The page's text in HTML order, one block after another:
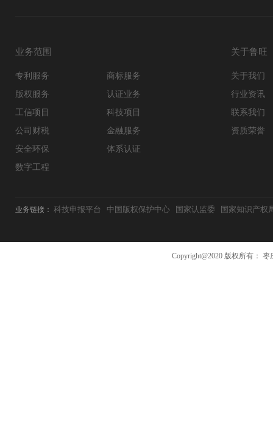
业务范围 关于鲁旺
专利服务
商标服务
版权服务
认证业务
工信项目
科技项目
公司财税
金融服务
安全环保
体系认证
数字工程
关于我们
行业资讯
联系我们
资质荣誉
业务链接： 科技申报平台 中国版权保护中心 国家认监委 国家知识产权
Copyright@2020 版权所有